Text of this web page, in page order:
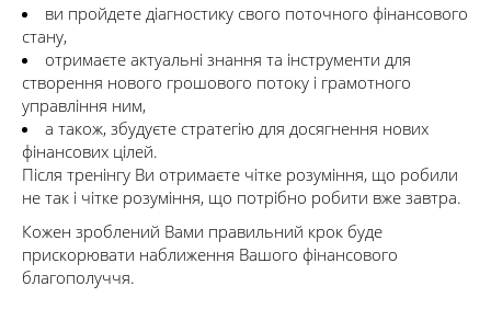
ви пройдете діагностику свого поточного фінансового
стану,
отримаєте актуальні знання та інструменти для
створення нового грошового потоку і грамотного
управління ним,
а також, збудуєте стратегію для досягнення нових
фінансових цілей.
Після тренінгу Ви отримаєте чітке розуміння, що робили
не так і чітке розуміння, що потрібно робити вже завтра.
Кожен зроблений Вами правильний крок буде
прискорювати наближення Вашого фінансового
благополуччя.